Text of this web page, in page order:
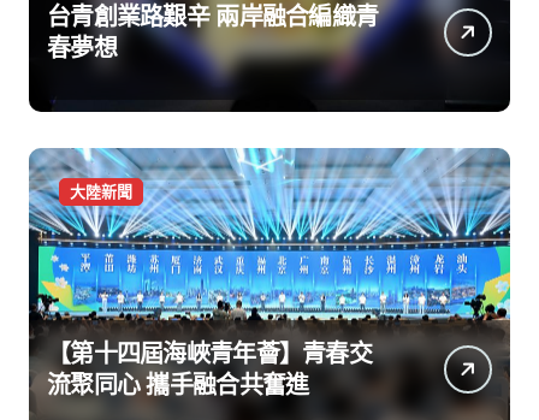
台青創業路艱辛 兩岸融合編織青
春夢想
大陸新聞
【第十四屆海峽青年薈】青春交
流聚同心 攜手融合共奮進